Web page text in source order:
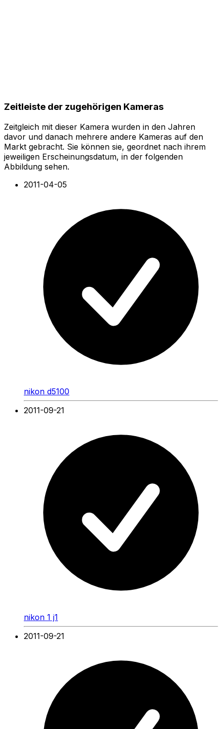
Zeitleiste der zugehörigen Kameras
Zeitgleich mit dieser Kamera wurden in den Jahren
davor und danach mehrere andere Kameras auf den
Markt gebracht. Sie können sie, geordnet nach ihrem
jeweiligen Erscheinungsdatum, in der folgenden
Abbildung sehen.
2011-04-05
nikon d5100
2011-09-21
nikon 1 j1
2011-09-21